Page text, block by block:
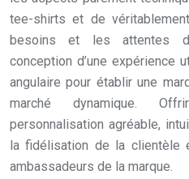
tee-shirts et de
besoins et les attentes
conception d’une expérience
angulaire pour établir une
marché dynamique.
personnalisation agréable,
la fidélisation de la clientèle
ambassadeurs de la marque.